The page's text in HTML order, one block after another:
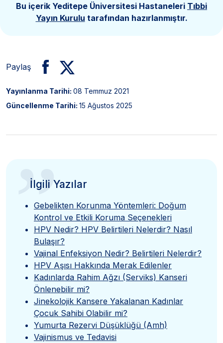
Bu içerik Yeditepe Üniversitesi Hastaneleri Tıbbi
Yayın Kurulu tarafından hazırlanmıştır.
Paylaş
Yayınlanma Tarihi: 08 Temmuz 2021
Güncellenme Tarihi: 15 Ağustos 2025
”
İlgili Yazılar
Gebelikten Korunma Yöntemleri: Doğum
Kontrol ve Etkili Koruma Seçenekleri
HPV Nedir? HPV Belirtileri Nelerdir? Nasıl
Bulaşır?
Vajinal Enfeksiyon Nedir? Belirtileri Nelerdir?
HPV Aşısı Hakkında Merak Edilenler
Kadınlarda Rahim Ağzı (Serviks) Kanseri
Önlenebilir mi?
Jinekolojik Kansere Yakalanan Kadınlar
Çocuk Sahibi Olabilir mi?
Yumurta Rezervi Düşüklüğü (Amh)
Vajinismus ve Tedavisi